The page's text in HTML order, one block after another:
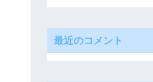
最近のコメント